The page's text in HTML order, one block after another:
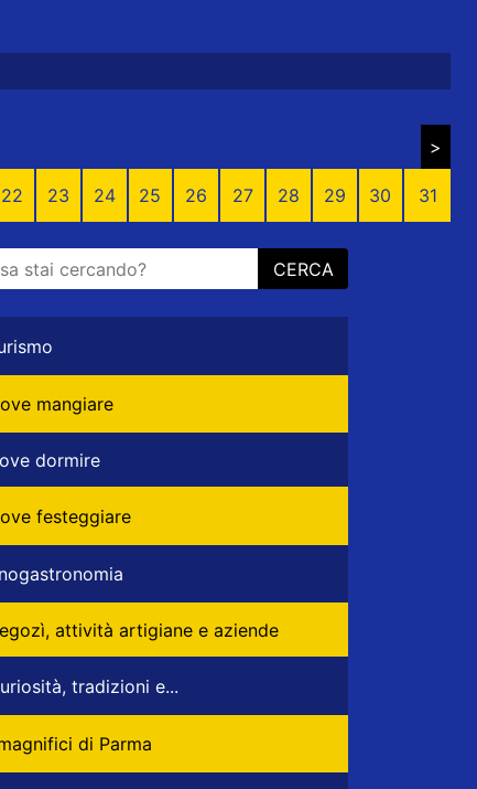
>
22 23 24 25 26 27 28 29 30 31
CERCA
mangiare
dormire
festeggiare
attività artigiane e aziende
tradizioni e...
di Parma